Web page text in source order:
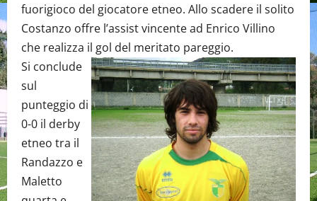
fuorigioco del giocatore etneo. Allo scadere il solito
Costanzo offre l’assist vincente ad Enrico Villino
che realizza il gol del meritato pareggio.
Si conclude
sul
punteggio di
0-0 il derby
etneo tra il
Randazzo e
Maletto